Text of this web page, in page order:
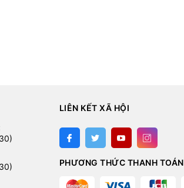
LIÊN KẾT XÃ HỘI
PHƯƠNG THỨC THANH TOÁN